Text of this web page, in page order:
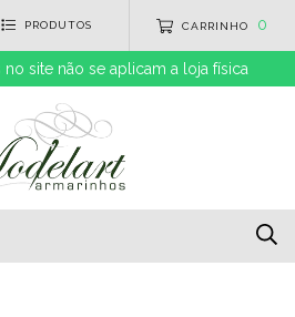
PRODUTOS CARRINHO 0
no site não se aplicam a loja física